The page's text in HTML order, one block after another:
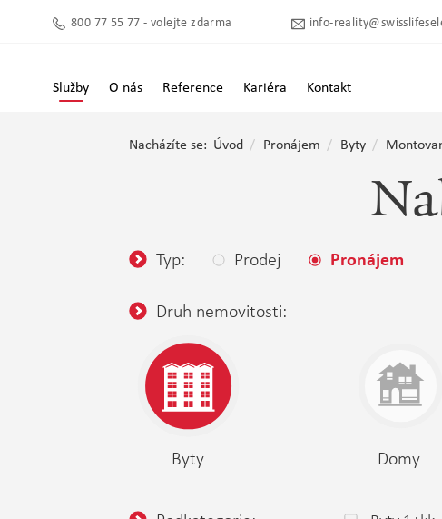
800 77 55 77 - volejte zdarma info-
Služby O nás Reference Kariéra Kontakt
Nacházíte se: Úvod Pronájem Byty
Typ: Prodej Pronájem
Druh nemovitosti:
Byty Domy